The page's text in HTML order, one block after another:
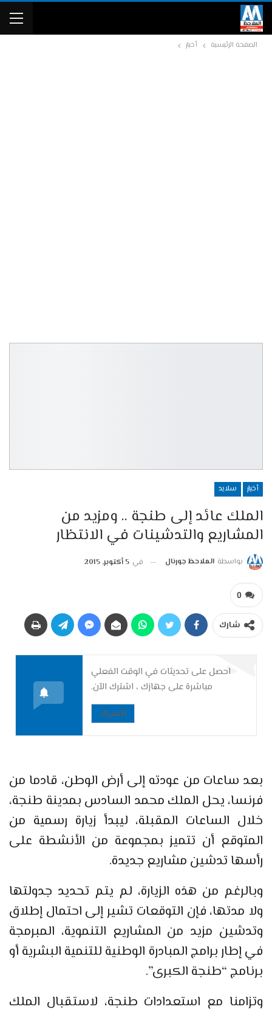
الصفحة الرئيسية أخبار
أخبار سلايد
الملك عائد إلى طنجة .. ومزيد من
المشاريع والتدشينات في الانتظار
بواسطة الملاحظ جورنال في 5 أكتوبر, 2015
0
شارك
احصل على تحديثات في الوقت الفعلي
مباشرة على جهازك ، اشترك الآن.
الاشتراك
بعد ساعات من عودته إلى أرض الوطن، قادما من
فرنسا، يحل الملك محمد السادس بمدينة طنجة،
خلال الساعات المقبلة، ليبدأ زيارة رسمية من
المتوقع أن تتميز بمجموعة من الأنشطة على
رأسها تدشين مشاريع جديدة.
وبالرغم من هذه الزيارة، لم يتم تحديد جدولتها
ولا مدتها، فإن التوقعات تشير إلى احتمال إطلاق
وتدشين مزيد من المشاريع التنموية، المبرمجة
في إطار برامج المبادرة الوطنية للتنمية البشرية أو
برنامج “طنجة الكبرى”.
وتزامنا مع استعدادات طنجة، لاستقبال الملك